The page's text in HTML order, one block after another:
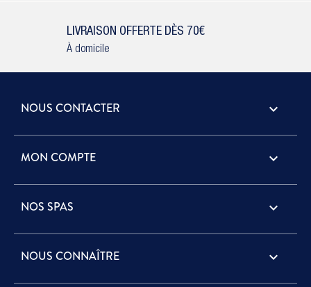
LIVRAISON OFFERTE DÈS 70€
À domicile
NOUS CONTACTER keyboard_arrow_down
MON COMPTE 
NOS SPAS 
NOUS CONNAÎTRE 